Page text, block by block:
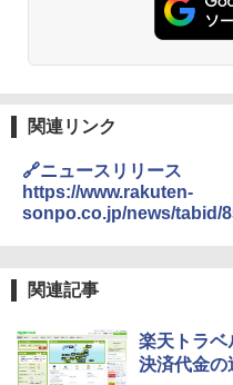
関連リンク
🔗ニュースリリース
https://www.rakuten-
sonpo.co.jp/news/tabid/
関連記事
楽天トラベ
決済代金の